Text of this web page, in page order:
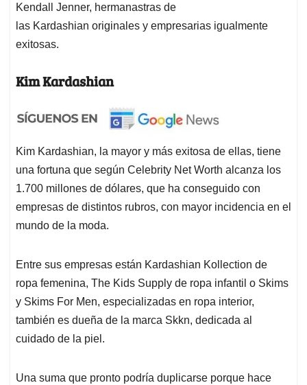
Kendall Jenner, hermanastras de
las Kardashian originales y empresarias igualmente
exitosas.
Kim Kardashian
Kim Kardashian, la mayor y más exitosa de ellas, tiene
una fortuna que según Celebrity Net Worth alcanza los
1.700 millones de dólares, que ha conseguido con
empresas de distintos rubros, con mayor incidencia en el
mundo de la moda.
Entre sus empresas están Kardashian Kollection de
ropa femenina, The Kids Supply de ropa infantil o Skims
y Skims For Men, especializadas en ropa interior,
también es dueña de la marca Skkn, dedicada al
cuidado de la piel.
Una suma que pronto podría duplicarse porque hace